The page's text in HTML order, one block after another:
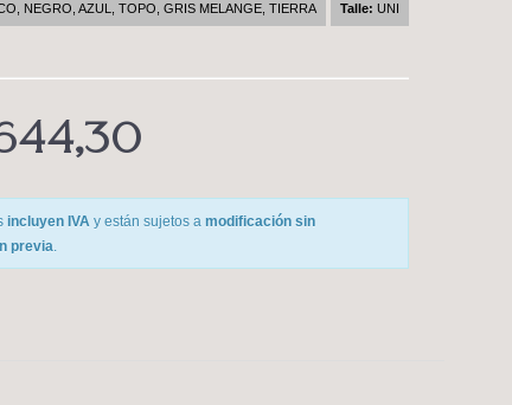
NEGRO, AZUL, TOPO, GRIS MELANGE, TIERRA Talle: UNI
incluyen IVA y están sujetos a modificación sin
previa.